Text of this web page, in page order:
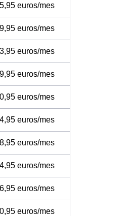
euros/mes
euros/mes
euros/mes
euros/mes
euros/mes
euros/mes
euros/mes
euros/mes
euros/mes
euros/mes